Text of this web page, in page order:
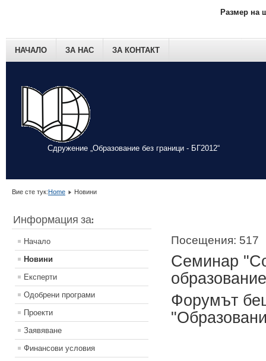
Сдружение „Образование без граници - БГ2012“
НАЧАЛО ЗА НАС ЗА КОНТАКТ
Размер на
Вие сте тук: Home Новини
Информация за:
Начало
Новини
Експерти
Одобрени програми
Проекти
Заявяване
Финансови условия
Посещения: 517
Семинар
Форумът